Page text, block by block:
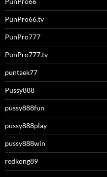
PunPro66.tv
PunPro777
PunPro777.tv
puntaek77
Pussy888
pussy888fun
pussy888play
pussy888win
redkong89